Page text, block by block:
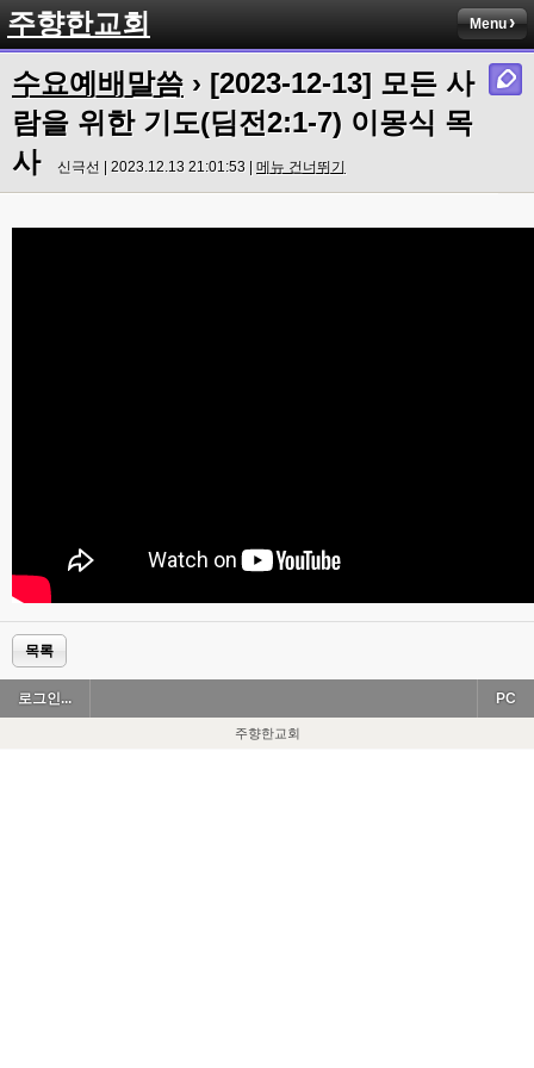
주향한교회 Menu
수요예배말씀 › [2023-12-13] 모든 사
람을 위한 기도(딤전2:1-7) 이몽식 목
사
신극선 | 2023.12.13 21:01:53 | 메뉴 건너뛰기
목록
로그인... PC
주향한교회